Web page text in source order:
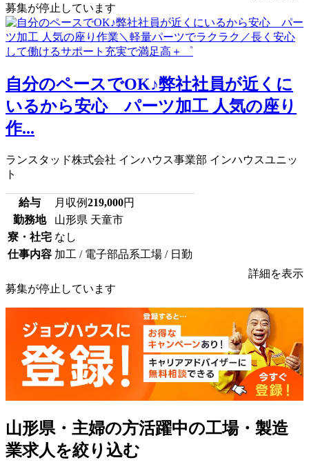
募集が停止しています
自分のペースでOK♪弊社社員が近くに
いるから安心 パーツ加工 人気の座り
作...
ランスタッド株式会社 インハウス事業部 インハウスユニッ
ト
給与 月収例219,000円
勤務地
山形県 天童市
寮・社宅 なし
仕事内容 加工 / 電子部品系工場 / 日勤
詳細を表示
募集が停止しています
山形県・主婦の方活躍中の工場・製造
業求人を絞り込む